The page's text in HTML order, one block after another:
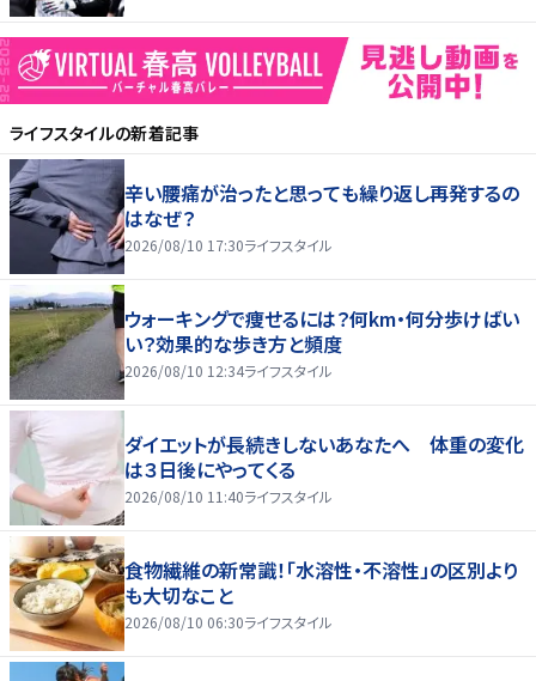
ライフスタイルの新着記事
辛い腰痛が治ったと思っても繰り返し再発するの
はなぜ？
2026/08/10 17:30ライフスタイル
ウォーキングで痩せるには？何km・何分歩けばい
い？効果的な歩き方と頻度
2026/08/10 12:34ライフスタイル
ダイエットが長続きしないあなたへ 体重の変化
は３日後にやってくる
2026/08/10 11:40ライフスタイル
食物繊維の新常識！「水溶性・不溶性」の区別より
も大切なこと
2026/08/10 06:30ライフスタイル